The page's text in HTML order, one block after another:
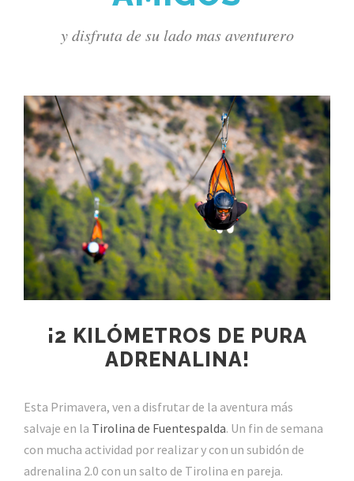
y disfruta de su lado mas aventurero
¡2 KILÓMETROS DE PURA
ADRENALINA!
Esta Primavera, ven a disfrutar de la aventura más
salvaje en la Tirolina de Fuentespalda. Un fin de semana
con mucha actividad por realizar y con un subidón de
adrenalina 2.0 con un salto de Tirolina en pareja.